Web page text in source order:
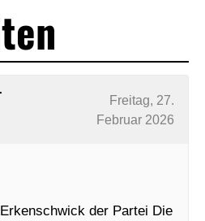
Freitag, 27.
Februar 2026
der Partei Die